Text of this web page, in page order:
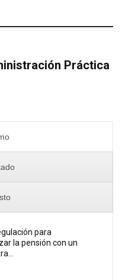
Práctica
para
la pensión con un